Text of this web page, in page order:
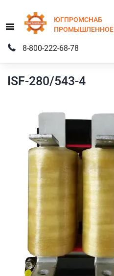
Menu
ЮГПРОМСНАБ
ПРОМЫШЛЕННОЕ
8-800-222-68-78
ISF-280/543-4